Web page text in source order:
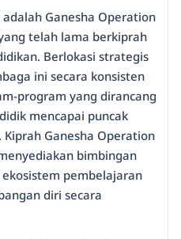
Ganesha Operation
telah lama berkiprah
Berlokasi strategis
ini secara konsisten
program yang dirancang
mencapai puncak
Ganesha Operation
bimbingan
pembelajaran
diri secara